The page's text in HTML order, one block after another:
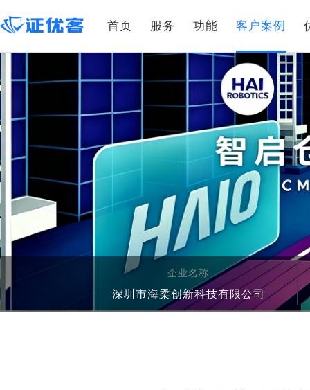
首页 服务 功能 客户案例
企业名称
深圳市海柔创新科技有限公司